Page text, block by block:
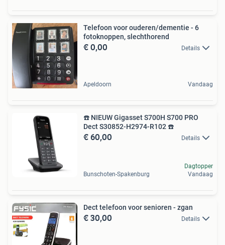
Telefoon voor ouderen/dementie - 6
fotoknoppen, slechthorend
€ 0,00 Details
Apeldoorn Vandaag
☎️ NIEUW Gigasset S700H S700 PRO
Dect S30852-H2974-R102 ☎️
€ 60,00 Details
Bunschoten-Spakenburg
Dagtopper
Vandaag
Dect telefoon voor senioren - zgan
€ 30,00 Details